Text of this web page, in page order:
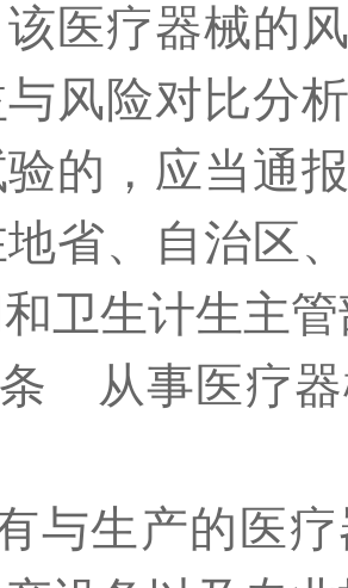
医疗器械的
风险对比分
的，应当通
省、自治区
卫生计生主
从事医疗器
有与生产的医